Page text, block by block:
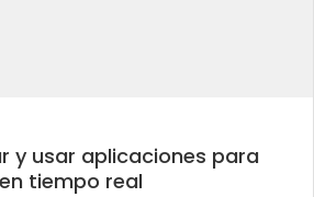
y usar aplicaciones para
tiempo real